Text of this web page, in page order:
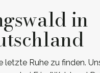
in
letzte Ruhe zu finden.